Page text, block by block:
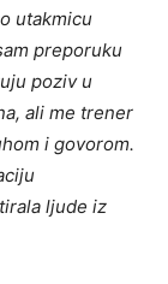
utakmicu
preporuku
poziv u
ali me trener
i govorom.
ljude iz